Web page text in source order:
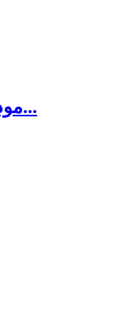
موديول تحويلة اتصال تسلسلي...